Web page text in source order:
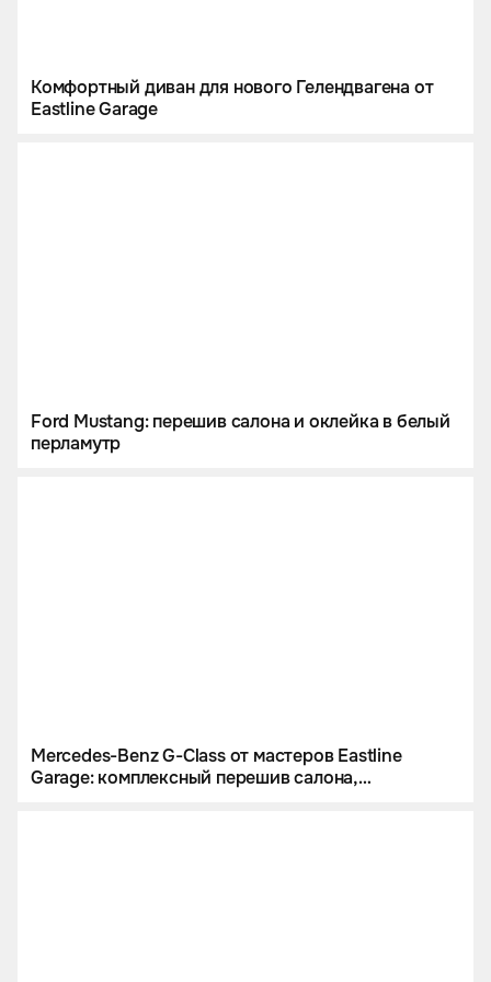
Комфортный диван для нового Гелендвагена от
Eastline Garage
Ford Mustang: перешив салона и оклейка в белый
перламутр
Mercedes-Benz G-Class от мастеров Eastline
Garage: комплексный перешив салона,